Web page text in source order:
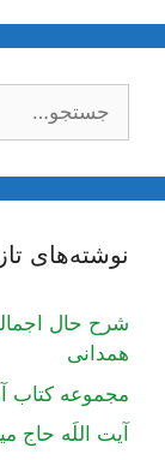
نوشته‌های
شرح حال
همدانی
مجموعه کتاب
آیت اللَه حاج